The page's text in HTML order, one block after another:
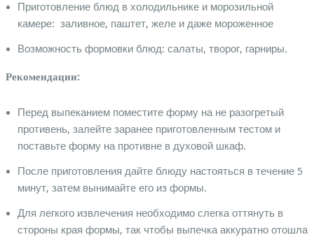
Приготовление блюд в холодильнике и морозильной
камере: заливное, паштет, желе и даже мороженное
Возможность формовки блюд: салаты, творог, гарниры.
Рекомендации:
Перед выпеканием поместите форму на не разогретый
противень, залейте заранее приготовленным тестом и
поставьте форму на противне в духовой шкаф.
После приготовления дайте блюду настояться в течение 5
минут, затем вынимайте его из формы.
Для легкого извлечения необходимо слегка оттянуть в
стороны края формы, так чтобы выпечка аккуратно отошла